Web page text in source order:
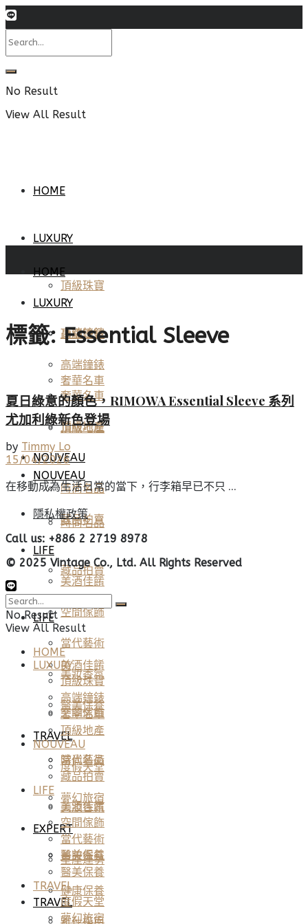
No Result
View All Result
HOME
LUXURY
頂級珠寶
高端鐘錶
奢華名車
頂級地產
NOUVEAU
時尚名品
藏品拍賣
LIFE
美酒佳餚
空間傢飾
當代藝術
美妝香氛
醫美保養
TRAVEL
HOME
LUXURY
頂級珠寶
高端鐘錶
奢華名車
頂級地產
NOUVEAU
時尚名品
藏品拍賣
LIFE
美酒佳餚
空間傢飾
當代藝術
美妝香氛
醫美保養
TRAVEL
度假天堂
夢幻旅宿
EXPERT
星座運勢
健康保養
標籤:Essential Sleeve
夏日綠意的顏色，RIMOWA Essential Sleeve 系列
尤加利綠新色登場
by Timmy Lo
15/04/2026
在移動成為生活日常的當下，行李箱早已不只 ...
隱私權政策
Call us: +886 2 2719 8978
© 2025 Vintage Co., Ltd. All Rights Reserved
No Result
View All Result
HOME
LUXURY
頂級珠寶
高端鐘錶
奢華名車
頂級地產
NOUVEAU
時尚名品
藏品拍賣
LIFE
美酒佳餚
空間傢飾
當代藝術
美妝香氛
醫美保養
TRAVEL
度假天堂
夢幻旅宿